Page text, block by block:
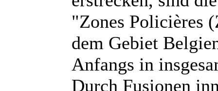
"Zones Policières
dem Gebiet
Anfangs in
Durch Fusionen